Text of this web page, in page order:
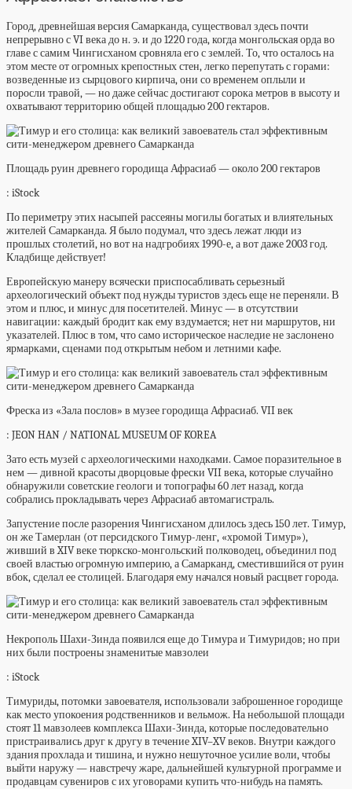
Город, древнейшая версия Самарканда, существовал здесь почти
непрерывно с VI века до н. э. и до 1220 года, когда монгольская орда во
главе с самимЧингисханомсровняла его с землей. То, что осталось на
этом месте от огромных крепостных стен, легко перепутать с горами:
возведенные из сырцового кирпича, они со временем оплыли и
поросли травой, — но даже сейчас достигают сорока метров в высоту и
охватывают территорию общей площадью 200 гектаров.
Площадь руин древнего городища Афрасиаб — около 200 гектаров
: iStock
По периметру этих насыпей рассеяны могилы богатых и влиятельных
жителей Самарканда. Я было подумал, что здесь лежат люди из
прошлых столетий, но вот на надгробиях 1990-е, а вот даже 2003 год.
Кладбище действует!
Европейскую манеру всячески приспосабливать серьезный
археологический объект под нужды туристов здесь еще не переняли. В
этом и плюс, и минус для посетителей. Минус — в отсутствии
навигации: каждый бродит как ему вздумается; нет ни маршрутов, ни
указателей. Плюс в том, что само историческое наследие не заслонено
ярмарками, сценами под открытым небом и летними кафе.
Фреска из «Зала послов» в музее городища Афрасиаб. VII век
: JEON HAN / NATIONAL MUSEUM OF KOREA
Зато есть музей с археологическими находками. Самое поразительное в
нем — дивной красоты дворцовые фрески VII века, которые случайно
обнаружили советские геологи и топографы 60 лет назад, когда
собрались прокладывать через Афрасиаб автомагистраль.
Запустение после разорения Чингисханом длилось здесь 150 лет. Тимур,
он же Тамерлан (от персидского Тимур-ленг, «хромой Тимур»),
живший в XIV веке тюркско-монгольский полководец, объединил под
своей властью огромную империю, а Самарканд, сместившийся от руин
вбок, сделал ее столицей. Благодаря ему начался новый расцвет города.
Некрополь Шахи-Зинда появился еще до Тимура и Тимуридов; но при
них были построены знаменитые мавзолеи
: iStock
Тимуриды, потомки завоевателя, использовали заброшенное городище
как место упокоения родственников и вельмож. На небольшой площади
стоят 11 мавзолеев комплекса Шахи-Зинда, которые последовательно
пристраивались друг к другу в течение XIV–XV веков. Внутри каждого
здания прохлада и тишина, и нужно нешуточное усилие воли, чтобы
выйти наружу — навстречу жаре, дальнейшей культурной программе и
продавцам сувениров с их уговорами купить что-нибудь на память.